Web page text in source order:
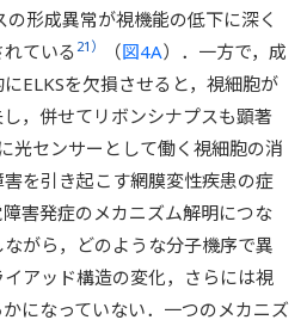
の形成異常が視機能の低下に深く
ている 21） （図4A）．一方で，成
ELKSを欠損させると，視細胞が
，併せてリボンシナプスも顕著
光センサーとして働く視細胞の消
を引き起こす網膜変性疾患の症
害発症のメカニズム解明につな
がら，どのような分子機序で異
アッド構造の変化，さらには視
になっていない．一つのメカニズ